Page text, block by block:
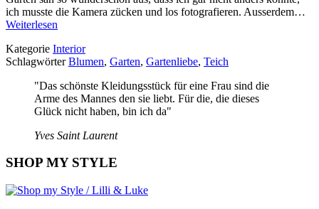
ich musste die Kamera zücken und los fotografieren. Ausserdem…
Weiterlesen
Kategorie Interior
SchlagwörterBlumen, Garten, Gartenliebe, Teich
"Das schönste Kleidungsstück für eine Frau sind die
Arme des Mannes den sie liebt. Für die, die dieses
Glück nicht haben, bin ich da"
Yves Saint Laurent
SHOP MY STYLE